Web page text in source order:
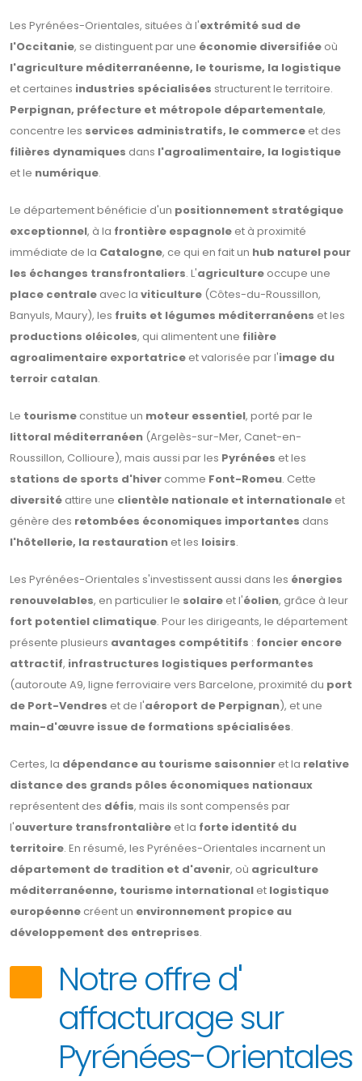
Les Pyrénées-Orientales, situées à l'extrémité sud de
l'Occitanie, se distinguent par une économie diversifiée où
l'agriculture méditerranéenne, le tourisme, la logistique
et certaines industries spécialisées structurent le territoire.
Perpignan, préfecture et métropole départementale,
concentre les services administratifs, le commerce et des
filières dynamiques dans l'agroalimentaire, la logistique
et le numérique.
Le département bénéficie d'un positionnement stratégique
exceptionnel, à la frontière espagnole et à proximité
immédiate de la Catalogne, ce qui en fait un hub naturel pour
les échanges transfrontaliers. L'agriculture occupe une
place centrale avec la viticulture (Côtes-du-Roussillon,
Banyuls, Maury), les fruits et légumes méditerranéens et les
productions oléicoles, qui alimentent une filière
agroalimentaire exportatrice et valorisée par l'image du
terroir catalan.
Le tourisme constitue un moteur essentiel, porté par le
littoral méditerranéen (Argelès-sur-Mer, Canet-en-
Roussillon, Collioure), mais aussi par les Pyrénées et les
stations de sports d'hiver comme Font-Romeu. Cette
diversité attire une clientèle nationale et internationale et
génère des retombées économiques importantes dans
l'hôtellerie, la restauration et les loisirs.
Les Pyrénées-Orientales s'investissent aussi dans les énergies
renouvelables, en particulier le solaire et l'éolien, grâce à leur
fort potentiel climatique. Pour les dirigeants, le département
présente plusieurs avantages compétitifs : foncier encore
attractif, infrastructures logistiques performantes
(autoroute A9, ligne ferroviaire vers Barcelone, proximité du port
de Port-Vendres et de l'aéroport de Perpignan), et une
main-d'œuvre issue de formations spécialisées.
Certes, la dépendance au tourisme saisonnier et la relative
distance des grands pôles économiques nationaux
représentent des défis, mais ils sont compensés par
l'ouverture transfrontalière et la forte identité du
territoire. En résumé, les Pyrénées-Orientales incarnent un
département de tradition et d'avenir, où agriculture
méditerranéenne, tourisme international et logistique
européenne créent un environnement propice au
développement des entreprises.
Notre offre d'
affacturage sur
Pyrénées-Orientales